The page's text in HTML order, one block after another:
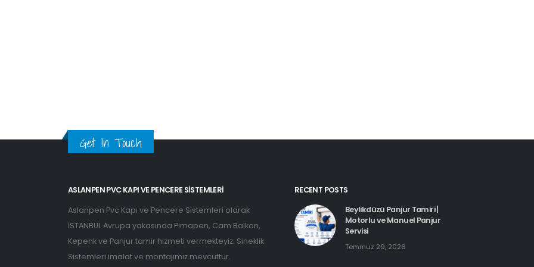
Get In Touch
ASLANPEN PVC KAPI VE PENCERE SISTEMLERI
Aslanpen Pvc Kapı ve Pencere Sistemleri olarak
İSTANBUL Avrupa yakasında Pimapen, Cam Balkon,
Kepenk ve Panjur tamir hizmeti vermekteyiz. Sineklik
Sistemleri imalat ve montajımız mevcuttur.
RECENT POSTS
Beylikdüzü Panjur Tamiri |
Motorlu ve Manuel Panjur
Servisi
Temmuz 29, 2026